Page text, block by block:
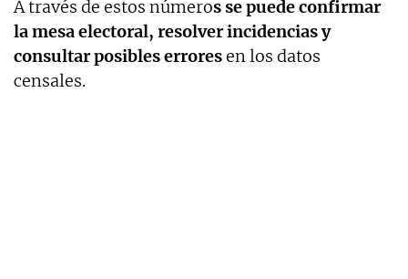
A través de estos números se puede confirmar
la mesa electoral, resolver incidencias y
consultar posibles erroresen los datos
censales.